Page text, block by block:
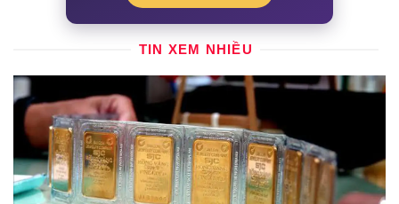
TIN XEM NHIỀU